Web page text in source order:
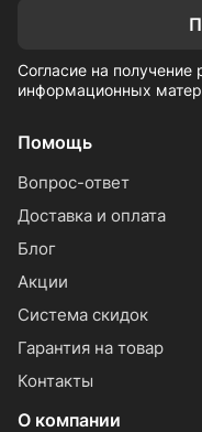
Согласие на
информационных
Помощь
Вопрос-ответ
Доставка и оплата
Блог
Акции
Система скидок
Гарантия на товар
Контакты
О компании